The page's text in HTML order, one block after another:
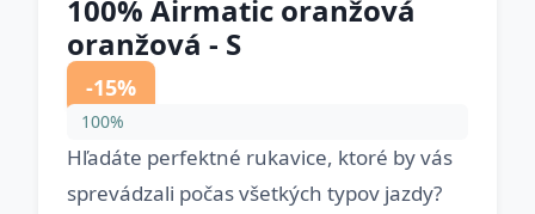
100% Airmatic oranžová
oranžová - S
-15%
100%
Hľadáte perfektné rukavice, ktoré by vás
sprevádzali počas všetkých typov jazdy?